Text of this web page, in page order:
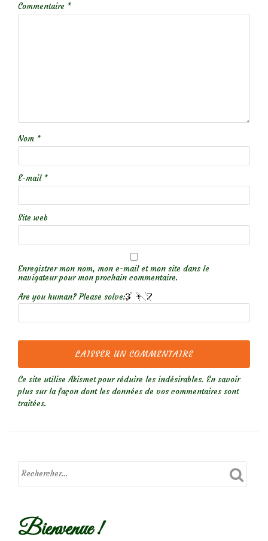
Commentaire *
Nom *
E-mail *
Site web
Enregistrer mon nom, mon e-mail et mon site dans le
navigateur pour mon prochain commentaire.
Are you human? Please solve:
Ce site utilise Akismet pour réduire les indésirables. En savoir
plus sur la façon dont les données de vos commentaires sont
traitées.
Bienvenue !